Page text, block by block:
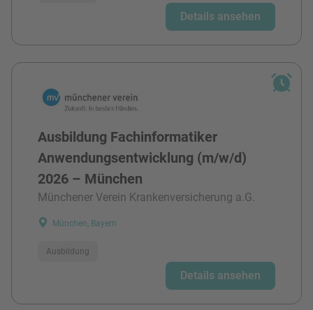
Details ansehen
Ausbildung Fachinformatiker
Anwendungsentwicklung (m/w/d)
2026 – München
Münchener Verein Krankenversicherung a.G.
München, Bayern
Ausbildung
Details ansehen